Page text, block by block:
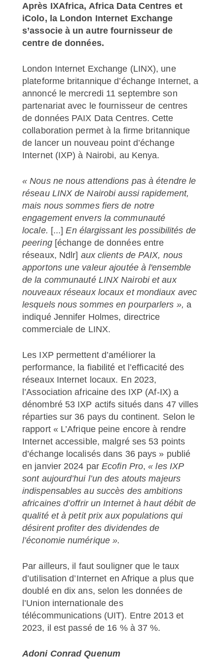
Après IXAfrica, Africa Data Centres et
iColo, la London Internet Exchange
s’associe à un autre fournisseur de
centre de données.
London Internet Exchange (LINX), une
plateforme britannique d’échange Internet, a
annoncé le mercredi 11 septembre son
partenariat avec le fournisseur de centres
de données PAIX Data Centres. Cette
collaboration permet à la firme britannique
de lancer un nouveau point d’échange
Internet (IXP) à Nairobi, au Kenya.
« Nous ne nous attendions pas à étendre le
réseau LINX de Nairobi aussi rapidement,
mais nous sommes fiers de notre
engagement envers la communauté
locale. [...]En élargissant les possibilités de
peering [échange de données entre
réseaux, Ndlr] aux clients de PAIX, nous
apportons une valeur ajoutée à l'ensemble
de la communauté LINX Nairobi et aux
nouveaux réseaux locaux et mondiaux avec
lesquels nous sommes en pourparlers », a
indiqué Jennifer Holmes, directrice
commerciale de LINX.
Les IXP permettent d’améliorer la
performance, la fiabilité et l’efficacité des
réseaux Internet locaux. En 2023,
l’Association africaine des IXP (Af-IX) a
dénombré 53 IXP actifs situés dans 47 villes
réparties sur 36 pays du continent. Selon le
rapport « L’Afrique peine encore à rendre
Internet accessible, malgré ses 53 points
d’échange localisés dans 36 pays » publié
en janvier 2024 parEcofin Pro,« les IXP
sont aujourd’hui l’un des atouts majeurs
indispensables au succès des ambitions
africaines d’offrir un Internet à haut débit de
qualité et à petit prix aux populations qui
désirent profiter des dividendes de
l’économie numérique ».
Par ailleurs, il faut souligner que le taux
d’utilisation d’Internet en Afrique a plus que
doublé en dix ans, selon les données de
l’Union internationale des
télécommunications (UIT). Entre 2013 et
2023, il est passé de 16 % à 37 %.
Adoni Conrad Quenum